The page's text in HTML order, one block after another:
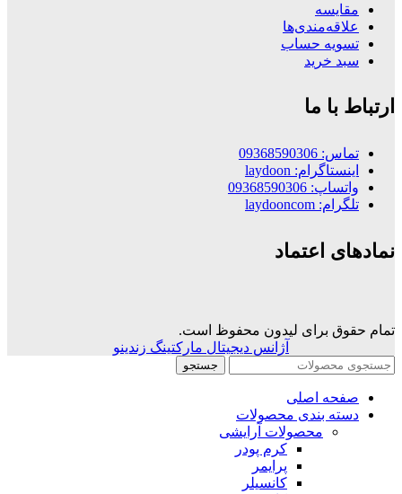
مقایسه
علاقه‌مندی‌ها
تسویه حساب
سبد خرید
ارتباط با ما
تماس: 09368590306
اینستاگرام: laydoon
واتساپ: 09368590306
تلگرام: laydooncom
نمادهای اعتماد
تمام حقوق برای لیدون محفوظ است.
آژانس دیجیتال مارکتینگ زندینو
جستجو
صفحه اصلی
دسته بندی محصولات
محصولات آرایشی
کرم پودر
پرایمر
کانسیلر